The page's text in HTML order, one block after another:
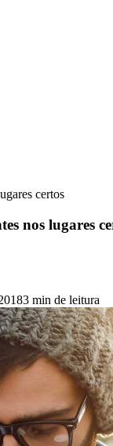
certos
nos lugares
3 min de leitura